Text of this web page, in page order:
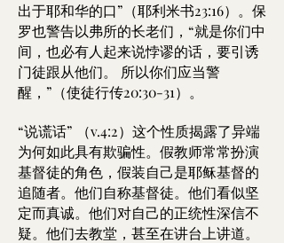
出于耶和华的口”（耶利米书23:16）。保
罗也警告以弗所的长老们，“就是你们中
间，也必有人起来说悖谬的话，要引诱
门徒跟从他们。 所以你们应当警
醒，”（使徒行传20:30-31）。
“说谎话” （v.4:2）这个性质揭露了异端
为何如此具有欺骗性。假教师常常扮演
基督徒的角色，假装自己是耶稣基督的
追随者。他们自称基督徒。他们看似坚
定而真诚。他们对自己的正统性深信不
疑。他们去教堂，甚至在讲台上讲道。